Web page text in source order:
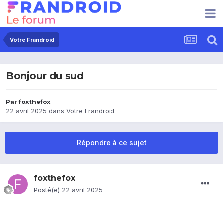
Votre Frandroid
Bonjour du sud
Parfoxthefox
22 avril 2025 dans Votre Frandroid
Répondre à ce sujet
foxthefox
Posté(e) 22 avril 2025